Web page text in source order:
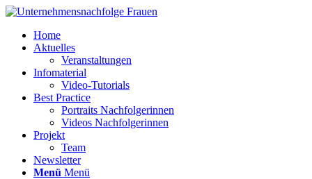
Home
Aktuelles
Veranstaltungen
Infomaterial
Video-Tutorials
Best Practice
Portraits Nachfolgerinnen
Videos Nachfolgerinnen
Projekt
Team
Newsletter
Menü Menü